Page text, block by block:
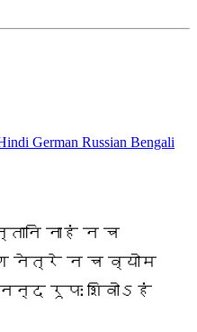
German Russian Bengali
नाहं न च
नेत्रे न च व्योम
रूपः शिवोऽहं